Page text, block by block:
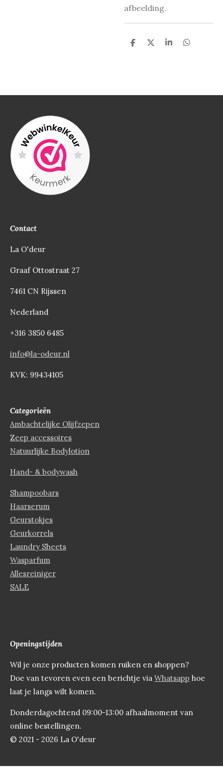
afbeelding.
D
D
S
D
Contact
La O'deur
Graaf Ottostraat 27
7461 CN Rijssen
Nederland
+316 3850 6485
info@la-odeur.nl
KVK: 99434105
Categorieën
Ambachtelijke Olijfzepen
Zeep accessoires
Natuurlijke Bodylotion
Hand- & bodywash
Shampoobars
Haarserum
Geurstokjes
Geurkorrels
Laundry Sheets
Wasparfum
Allesreiniger
SALE
Openingstijden
Wil je onze producten komen ruiken en shoppen?
Doe van tevoren even een berichtje via Whatsapp hoe
laat je langs wilt komen.
Donderdagochtend 09:00-13:00 afhaalmoment van
online bestellingen.
© 2021 - 2026 La O'deur